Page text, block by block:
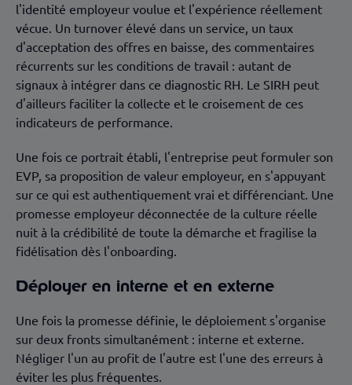
l'identité employeur voulue et l'expérience réellement
vécue. Un turnover élevé dans un service, un taux
d'acceptation des offres en baisse, des commentaires
récurrents sur les conditions de travail : autant de
signaux à intégrer dans ce diagnostic RH. Le SIRH peut
d'ailleurs faciliter la collecte et le croisement de ces
indicateurs de performance.
Une fois ce portrait établi, l'entreprise peut formuler son
EVP, sa proposition de valeur employeur, en s'appuyant
sur ce qui est authentiquement vrai et différenciant. Une
promesse employeur déconnectée de la culture réelle
nuit à la crédibilité de toute la démarche et fragilise la
fidélisation dès l'onboarding.
Déployer en interne et en externe
Une fois la promesse définie, le déploiement s'organise
sur deux fronts simultanément : interne et externe.
Négliger l'un au profit de l'autre est l'une des erreurs à
éviter les plus fréquentes.